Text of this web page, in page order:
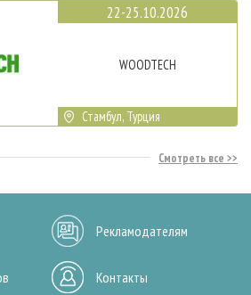
22-25.10.2026
WOODTECH
Стамбул, Турция
Смотреть все
Рекламодателям
Контакты